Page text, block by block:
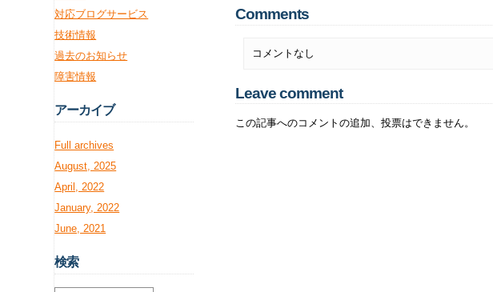
Comments
コメントなし
Leave comment
この記事へのコメントの追加、投票はできません。
対応ブログサービス
技術情報
過去のお知らせ
障害情報
アーカイブ
Full archives
August, 2025
April, 2022
January, 2022
June, 2021
検索